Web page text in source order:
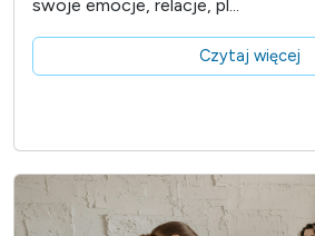
swoje emocje, relacje, pl...
Czytaj więcej